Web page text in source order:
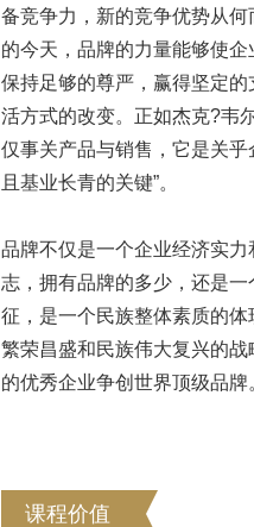
备竞争力，新的竞争优势从
的今天，品牌的力量能够使
保持足够的尊严，赢得坚定
活方式的改变。正如杰克?韦
仅事关产品与销售，它是关
且基业长青的关键”。
品牌不仅是一个企业经济实
志，拥有品牌的多少，还是一
征，是一个民族整体素质的
繁荣昌盛和民族伟大复兴的战
的优秀企业争创世界顶级品牌
课程价值